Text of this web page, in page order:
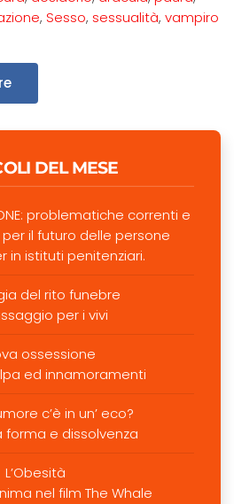
, Sesso, sessualità, vampiro
DEL MESE
problematiche correnti e
il futuro delle persone
in istituti penitenziari.
del rito funebre
per i vivi
ossessione
ed innamoramenti
c’è in un’ eco?
forma e dissolvenza
L’Obesità
nel film The Whale